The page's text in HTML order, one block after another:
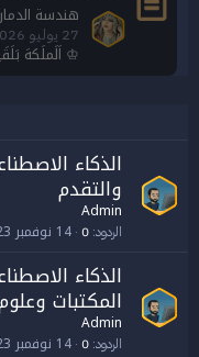
27 يوليو 2026
♔ اَلَملَكهَ
الذكاء
والتقدم
Admin
الردود 0 14 نوفمبر 2023
الذكاء
المكتبات
Admin
الردود 0 14 نوفمبر 2023